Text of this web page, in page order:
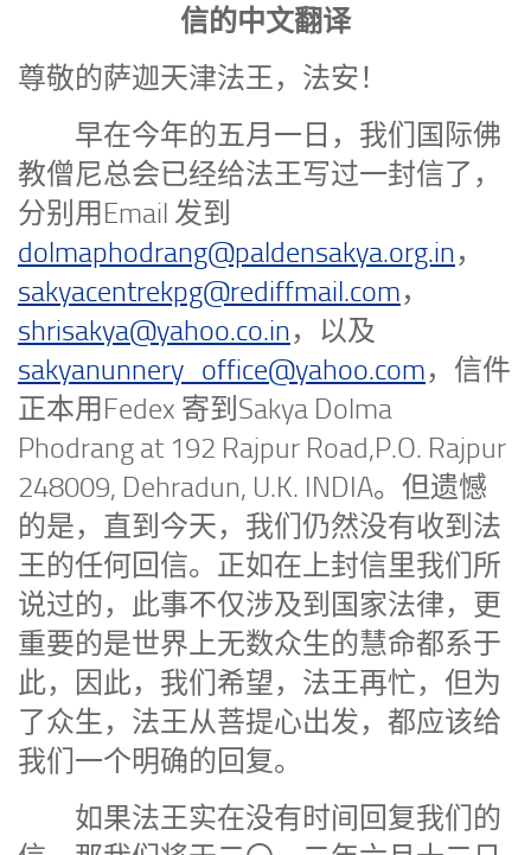
信的中文翻译
尊敬的萨迦天津法王，法安！
早在今年的五月一日，我们国际佛
教僧尼总会已经给法王写过一封信了，
分别用Email 发到
dolmaphodrang@paldensakya.org.in，
sakyacentrekpg@rediffmail.com，
shrisakya@yahoo.co.in，以及
sakyanunnery_office@yahoo.com，信件
正本用Fedex 寄到Sakya Dolma
Phodrang at 192 Rajpur Road,P.O. Rajpur
248009, Dehradun, U.K. INDIA。但遗憾
的是，直到今天，我们仍然没有收到法
王的任何回信。正如在上封信里我们所
说过的，此事不仅涉及到国家法律，更
重要的是世界上无数众生的慧命都系于
此，因此，我们希望，法王再忙，但为
了众生，法王从菩提心出发，都应该给
我们一个明确的回复。
如果法王实在没有时间回复我们的